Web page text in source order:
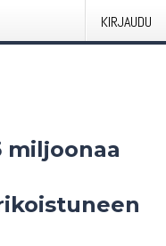
KIRJAUDU
miljoonaa